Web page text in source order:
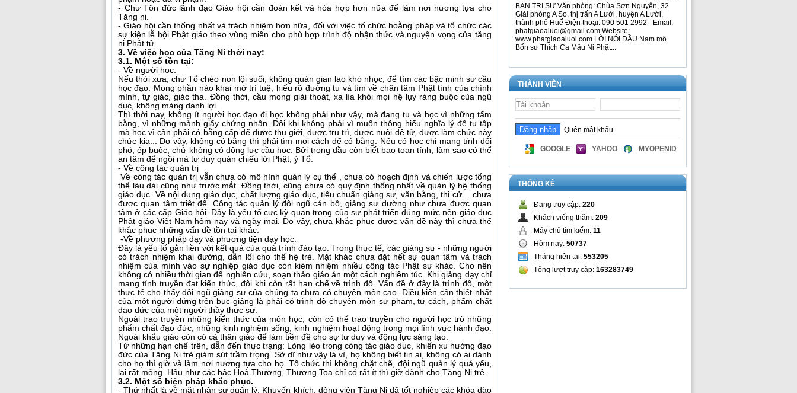
- Chư Tôn đức lãnh đạo Giáo hội cần đoàn kết và hòa hợp hơn nữa để làm nơi nương tựa cho
Tăng ni.
- Giáo hội cần thống nhất và trách nhiệm hơn nữa, đối với việc tổ chức hoằng pháp và tổ chức các
sự kiện lễ hội Phật giáo theo vùng miền cho phù hợp trình độ nhận thức và nguyện vọng của tăng
ni Phật tử.
3. Về việc học của Tăng Ni thời nay:
3.1. Một số tồn tại:
- Về người học:
Nếu thời xưa, chư Tổ chèo non lội suối, không quản gian lao khó nhọc, để tìm các bậc minh sư cầu
học đạo. Mong phần nào khai mở trí tuệ, hiểu rõ đường tu và tìm về chân tâm Phật tính của chính
mình, tự giác, giác tha. Đồng thời, cầu mong giải thoát, xa lìa khỏi mọi hệ lụy ràng buộc của ngũ
dục, không màng danh lợi...
Thì thời nay, không ít người học đạo đi học không phải như vậy, mà đang tu và học vì những tấm
bằng, vì những mảnh giấy chứng nhận. Đôi khi không phải vì muốn thông hiểu nghĩa lý để tu tập
mà học vì cần phải có bằng cấp để được thụ giới, được trụ trì, được nuôi đệ tử, được làm chức này
chức kia... Do vậy, không có bằng thì phải tìm mọi cách để có bằng. Nếu có học chỉ mang tính đối
phó, ép buộc, chứ không có động lực cầu học. Bởi trong đầu còn biết bao toan tính, làm sao có thể
an tâm để ngồi mà tư duy quán chiếu lời Phật, ý Tổ.
- Về công tác quản trị
Về công tác quản trị vẫn chưa có mô hình quản lý cụ thể , chưa có hoạch định và chiến lược tổng
thể lâu dài cũng như trước mắt. Đồng thời, cũng chưa có quy định thống nhất về quản lý hệ thống
giáo dục. Về nội dung giáo dục, chất lượng giáo dục, tiêu chuẩn giảng sư, văn bằng, thi cử… chưa
được quan tâm triệt để. Công tác quản lý đội ngũ cán bộ, giảng sư dường như chưa được quan
tâm ở các cấp Giáo hội. Đây là yếu tố cực kỳ quan trọng của sự phát triển đúng mức nền giáo dục
Phật giáo Việt Nam hôm nay và ngày mai. Do vậy, chưa khắc phục được vấn đề này thì chưa thể
khắc phục những vấn đề tồn tại khác.
-Về phương pháp dạy và phương tiện dạy học:
Đây là yếu tố gắn liền với kết quả của quá trình đào tạo. Trong thực tế, các giảng sư - những người
có trách nhiệm khai đường, dẫn lối cho thế hệ trẻ. Mặt khác chưa đặt hết sự quan tâm và trách
nhiệm của mình vào sự nghiệp giáo dục còn kiêm nhiệm nhiều công tác Phật sự khác. Cho nên
không có nhiều thời gian để nghiên cứu, soạn thảo giáo án một cách nghiêm túc. Khi giảng dạy chỉ
mang tính truyền đạt kiến thức, đôi khi còn rất hạn chế về trình độ. Vấn đề ở đây là trình độ, một
thực tế cho thấy đội ngũ giảng sư của chúng ta chưa có chuyên môn cao. Điều kiện cần thiết nhất
của một người đứng trên bục giảng là phải có trình độ chuyên môn sư phạm, tư cách, phẩm chất
đạo đức của một người thầy thực sự.
Ngoài trao truyền những kiến thức của môn học, còn có thể trao truyền cho người học trò những
phẩm chất đạo đức, những kinh nghiệm sống, kinh nghiệm hoạt động trong mọi lĩnh vực hành đạo.
Ngoài khẩu giáo còn có cả thân giáo để làm tiền đề cho sự tư duy và động lực sáng tạo.
Từ những hạn chế trên, dẫn đến thực trạng: Lỏng lẻo trong công tác giáo dục, khiến xu hướng đạo
đức của Tăng Ni trẻ giảm sút trầm trọng. Sở dĩ như vậy là vì, họ không biết tin ai, không có ai dành
cho họ thì giờ và làm nơi nương tựa cho họ. Tổ chức thì không chặt chẽ, đội ngũ quản lý quá yếu,
lại rất mỏng. Hầu như các bậc Hoà Thượng, Thượng Toạ chỉ có rất ít thì giờ dành cho Tăng Ni trẻ.
3.2. Một số biện pháp khắc phục.
- Thứ nhất là về mặt nhân sự quản lý: Khuyến khích, động viên Tăng Ni đã tốt nghiệp các khóa đào
BAN TRỊ SỰ Văn phòng: Chùa Sơn Nguyên, 32
Giải phóng A So, thị trấn A Lưới, huyện A Lưới,
thành phố Huế Điện thoại: 090 501 2992 - Email:
phatgiaoaluoi@gmail.com Website:
www.phatgiaoaluoi.com LỜI NÓI ĐẦU Nam mô
Bổn sư Thích Ca Mâu Ni Phật...
THÀNH VIÊN
Quên mật khẩu
GOOGLE YAHOO MYOPENID
THỐNG KÊ
Đang truy cập: 220
Khách viếng thăm: 209
Máy chủ tìm kiếm: 11
Hôm nay: 50737
Tháng hiện tại: 553205
Tổng lượt truy cập: 163283749